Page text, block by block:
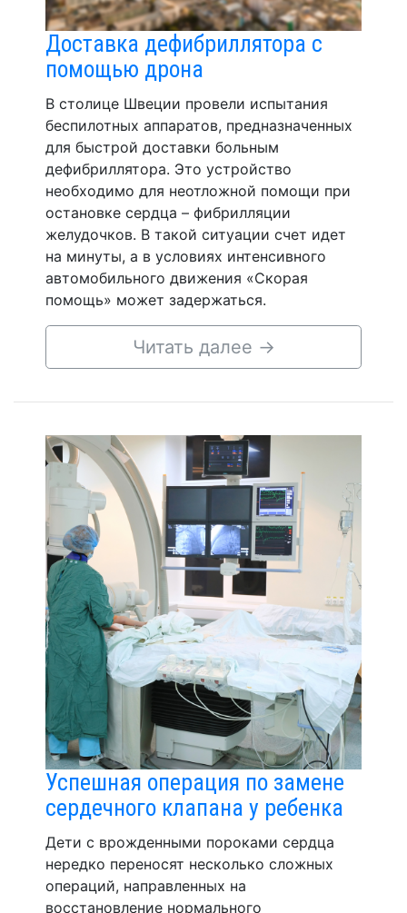
Доставка дефибриллятора с
помощью дрона
В столице Швеции провели испытания
беспилотных аппаратов, предназначенных
для быстрой доставки больным
дефибриллятора. Это устройство
необходимо для неотложной помощи при
остановке сердца – фибрилляции
желудочков. В такой ситуации счет идет
на минуты, а в условиях интенсивного
автомобильного движения «Скорая
помощь» может задержаться.
Читать далее →
Успешная операция по замене
сердечного клапана у ребенка
Дети с врожденными пороками сердца
нередко переносят несколько сложных
операций, направленных на
восстановление нормального